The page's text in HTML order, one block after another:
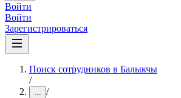
Войти
Войти
Зарегистрироваться
Поиск сотрудников в Балыкчы
/
... /